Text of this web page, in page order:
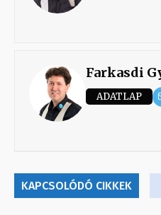
Farkasdi
ADATLAP
KAPCSOLÓDÓ CIKKEK